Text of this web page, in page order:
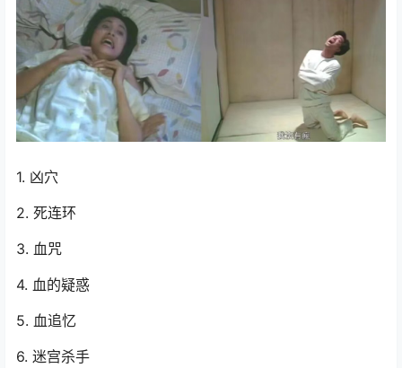
1. 凶穴
2. 死连环
3. 血咒
4. 血的疑惑
5. 血追忆
6. 迷宫杀手